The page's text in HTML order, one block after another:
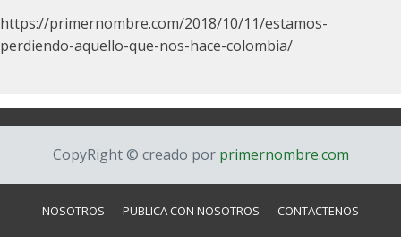
https://primernombre.com/2018/10/11/estamos-
perdiendo-aquello-que-nos-hace-colombia/
CopyRight © creado porprimernombre.com
NOSOTROS PUBLICA CON NOSOTROS CONTACTENOS